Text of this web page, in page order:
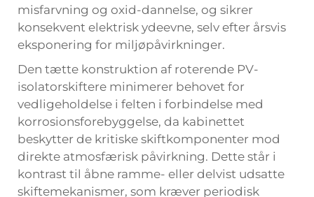
misfarvning og oxid-dannelse, og sikrer
konsekvent elektrisk ydeevne, selv efter årsvis
eksponering for miljøpåvirkninger.
Den tætte konstruktion af roterende PV-
isolatorskiftere minimerer behovet for
vedligeholdelse i felten i forbindelse med
korrosionsforebyggelse, da kabinettet
beskytter de kritiske skiftkomponenter mod
direkte atmosfærisk påvirkning. Dette står i
kontrast til åbne ramme- eller delvist udsatte
skiftemekanismer, som kræver periodisk